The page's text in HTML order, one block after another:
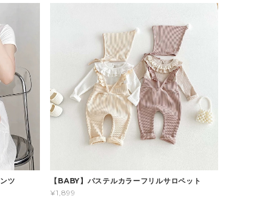
ツ
【BABY】パステルカラーフリルサロペット
¥1,899